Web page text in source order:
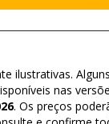
ilustrativas.
nas
. Os preços